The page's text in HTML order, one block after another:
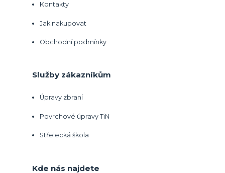
Kontakty
Jak nakupovat
Obchodní podmínky
Služby zákazníkům
Úpravy zbraní
Povrchové úpravy TiN
Střelecká škola
Kde nás najdete